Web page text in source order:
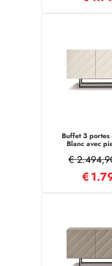
Buffet 3 portes
Blanc avec
€
€